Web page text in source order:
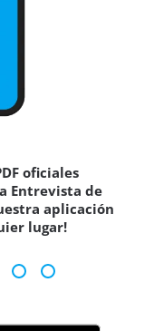
oficiales
Entrevista de
aplicación
lugar!